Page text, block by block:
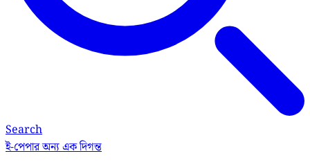
Search
ই-পেপারঅন্য এক দিগন্ত